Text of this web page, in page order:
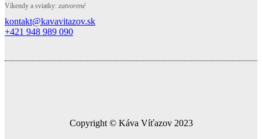
Víkendy a sviatky: zatvorené
kontakt@kavavitazov.sk
+421 948 989 090
Copyright © Káva Víťazov 2023